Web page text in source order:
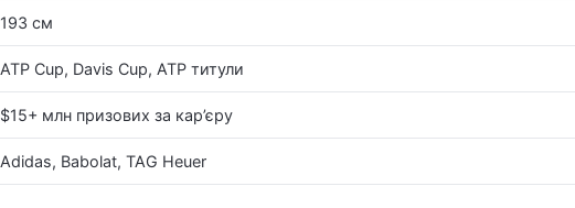
193 см
ATP Cup, Davis Cup, ATP титули
$15+ млн призових за кар’єру
Adidas, Babolat, TAG Heuer